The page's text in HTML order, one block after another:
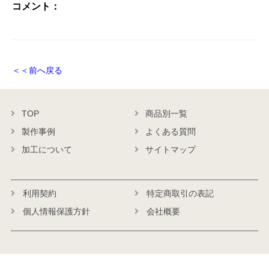
コメント：
＜＜前へ戻る
TOP
商品別一覧
製作事例
よくある質問
加工について
サイトマップ
利用契約
特定商取引の表記
個人情報保護方針
会社概要